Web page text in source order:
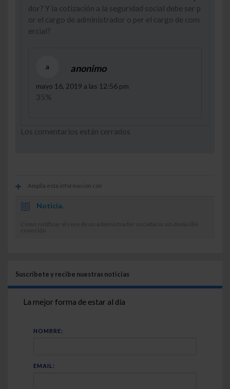
dor? Y la cotización a la seguridad social debe ser p
or el cargo de administrador o per el cargo de com
ercial?
a anonimo
mayo 16, 2019 a las 12:56 pm
35%
Los comentarios están cerrados
Amplía esta información con
Noticia.
Suscríbete y recibe nuestras noticias
La mejor forma de estar al día
NOMBRE:
EMAIL: